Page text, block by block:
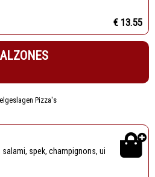
€ 13.55
Pizza's